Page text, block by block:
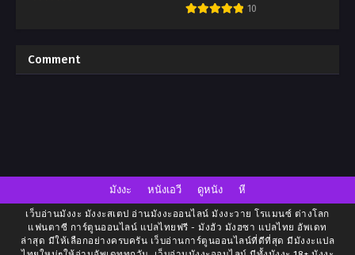
10
Comment
มังงะ หนังเอวี ดูหนัง หี
เว็บอ่านมังงะ มังงะสเตป อ่านมังงะออนไลน์ มังงะวาย โรแมนซ์ ต่างโลก
แฟนตาซี การ์ตูนออนไลน์ แปลไทยฟรี - มังฮัว มังฮซา แปลไทย อัพเดท
ล่าสุด มีให้เลือกอย่างครบครัน เว็บอ่านการ์ตูนออนไลน์ที่ดีที่สุด มีมังงะแปล